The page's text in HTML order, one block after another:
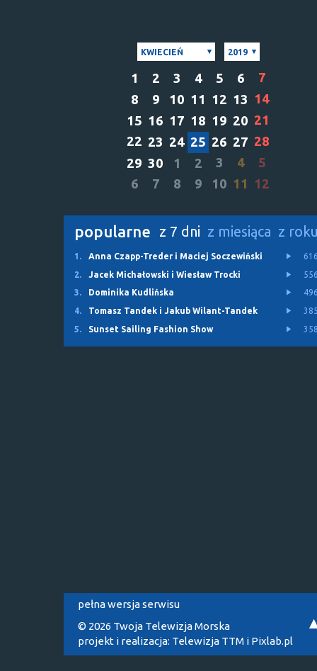
KWIECIEŃ 2019
1 2 3 4 5 6
7
8
9 10 11 12 13 14
15 16 17 18 19 20 21
22 23 24 25 26 27 28
29 30 1 2 3 4
5
6
7 8 9 10 11 12
popularne z 7 dni z miesiąca z
1. Anna Czapp-Treder i Maciej Soczewiński
2.
Jacek Michałowski i Wiesław Trocki
3.
Dominika Kudlińska
4.
Tomasz Tandek i Jakub Wilant-Tandek
5.
Sunset Sailing Fashion Show
pełna wersja serwisu
© 2026 Twoja Telewizja Morska
projekt i realizacja: Telewizja TTM i Pixlab.pl